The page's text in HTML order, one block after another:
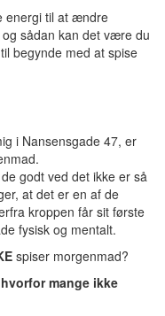
energi til at ændre
sådan kan det være du
begynde med at spise
i Nansensgade 47, er
godt ved det ikke er så
at det er en af de
kroppen får sit første
fysisk og mentalt.
spiser morgenmad?
mange ikke